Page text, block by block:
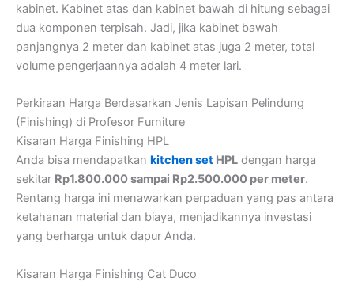
kabinet. Kabinet atas dan kabinet bawah di hitung sebagai
dua komponen terpisah. Jadi, jika kabinet bawah
panjangnya 2 meter dan kabinet atas juga 2 meter, total
volume pengerjaannya adalah 4 meter lari.
Perkiraan Harga Berdasarkan Jenis Lapisan Pelindung
(Finishing) di Profesor Furniture
Kisaran Harga Finishing HPL
Anda bisa mendapatkan kitchen set HPL dengan harga
sekitar Rp1.800.000 sampai Rp2.500.000 per meter.
Rentang harga ini menawarkan perpaduan yang pas antara
ketahanan material dan biaya, menjadikannya investasi
yang berharga untuk dapur Anda.
Kisaran Harga Finishing Cat Duco